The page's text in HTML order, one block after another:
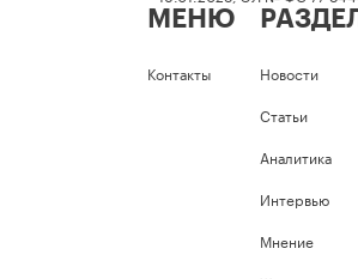
МЕНЮ
Контакты
Новости
Статьи
Аналитика
Интервью
Мнение